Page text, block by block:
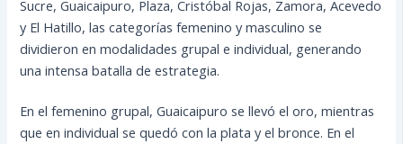
Sucre, Guaicaipuro, Plaza, Cristóbal Rojas, Zamora, Acevedo
y El Hatillo, las categorías femenino y masculino se
dividieron en modalidades grupal e individual, generando
una intensa batalla de estrategia.
En el femenino grupal, Guaicaipuro se llevó el oro, mientras
que en individual se quedó con la plata y el bronce. En el